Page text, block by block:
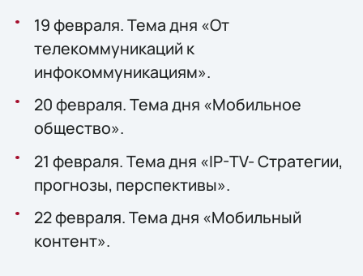
19 февраля. Тема дня «От
телекоммуникаций к
инфокоммуникациям».
20 февраля. Тема дня «Мобильное
общество».
21 февраля. Тема дня «IP-TV- Стратегии,
прогнозы, перспективы».
22 февраля. Тема дня «Мобильный
контент».